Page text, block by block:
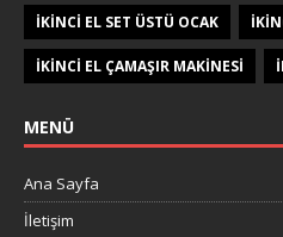
IKINCI EL SET ÜSTÜ OCAK
IKINCI EL ÇAMAŞIR MAKINESI
MENÜ
Ana Sayfa
İletişim